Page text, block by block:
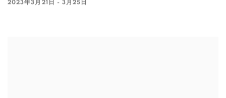
2023年3月21日 - 3月25日